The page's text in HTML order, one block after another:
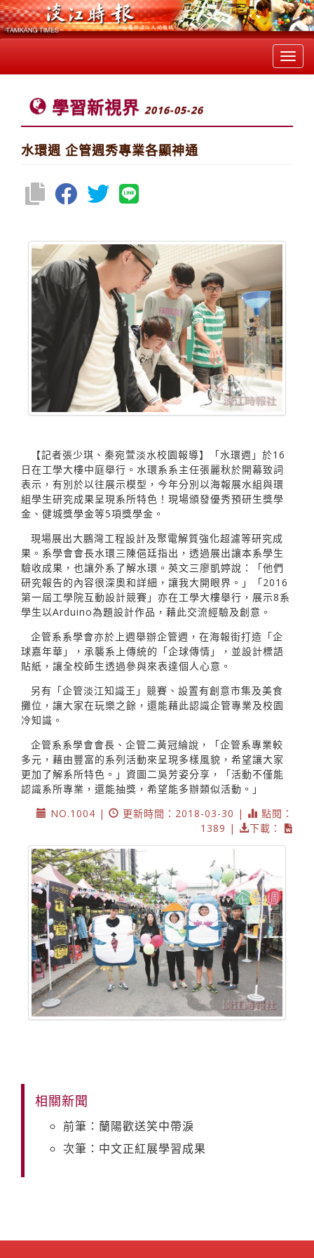
學習新視界 2016-05-26
水環週 企管週秀專業各顯神通
【記者張少琪、秦宛萱淡水校園報導】「水環週」於16
日在工學大樓中庭舉行。水環系系主任張麗秋於開幕致詞
表示，有別於以往展示模型，今年分別以海報展水組與環
組學生研究成果呈現系所特色！現場頒發優秀預研生獎學
金、健城獎學金等5項獎學金。
現場展出大鵬灣工程設計及聚電解質強化超濾等研究成
果。系學會會長水環三陳俋廷指出，透過展出讓本系學生
驗收成果，也讓外系了解水環。英文三廖凱婷說：「他們
研究報告的內容很深奧和詳細，讓我大開眼界。」「2016
第一屆工學院互動設計競賽」亦在工學大樓舉行，展示8系
學生以Arduino為題設計作品，藉此交流經驗及創意。
企管系系學會亦於上週舉辦企管週，在海報街打造「企
球嘉年華」，承襲系上傳統的「企球傳情」，並設計標語
貼紙，讓全校師生透過參與來表達個人心意。
另有「企管淡江知識王」競賽、設置有創意市集及美食
攤位，讓大家在玩樂之餘，還能藉此認識企管專業及校園
冷知識。
企管系系學會會長、企管二黃冠綸說，「企管系專業較
多元，藉由豐富的系列活動來呈現多樣風貌，希望讓大家
更加了解系所特色。」資圖二吳芳姿分享，「活動不僅能
認識系所專業，還能抽獎，希望能多辦類似活動。」
NO.1004 |
更新時間：2018-03-30 |
點閱：
1389 |
下載：
相關新聞
前筆：蘭陽歡送笑中帶淚
次筆：中文正紅展學習成果